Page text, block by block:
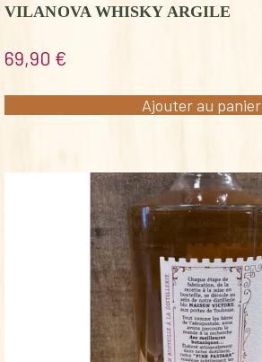
VILANOVA WHISKY ARGILE
69,90 €
Ajouter au panier